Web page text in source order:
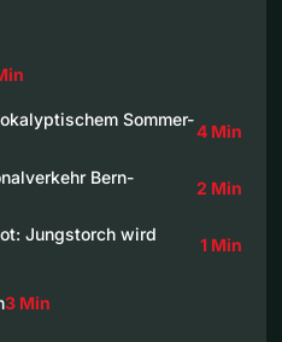
Sommer-
4 Min
Bern-
2 Min
Jungstorch wird
1 Min
3 Min